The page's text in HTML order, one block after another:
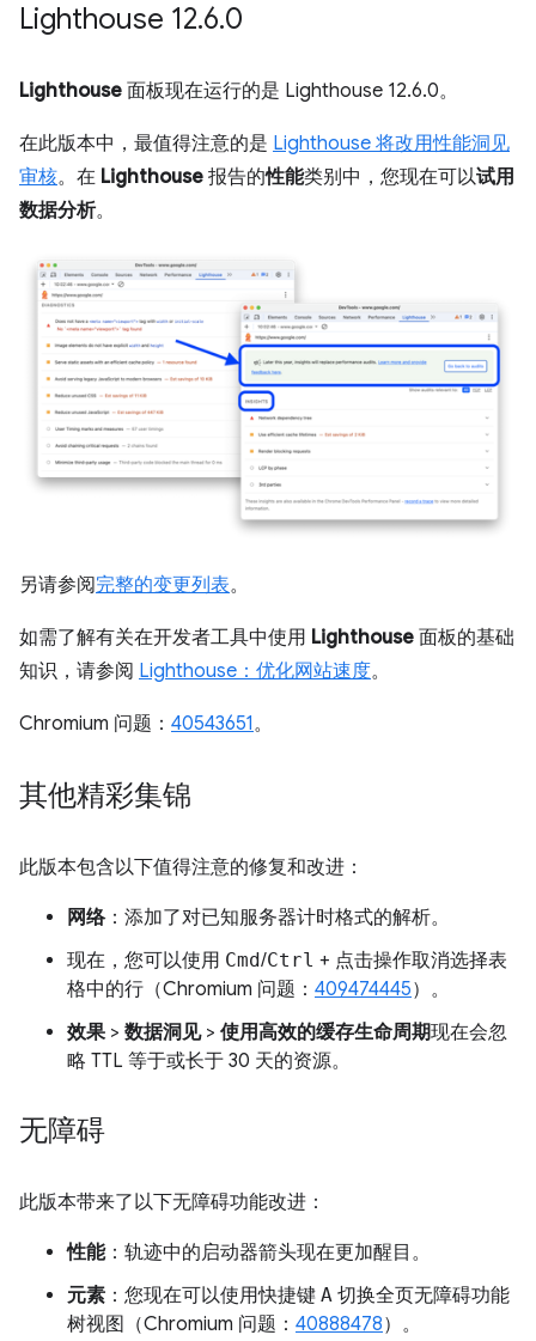
Lighthouse 12.6.0
Lighthouse 面板现在运行的是 Lighthouse 12.6.0。
在此版本中，最值得注意的是 Lighthouse 将改用性能洞见
审核。在 Lighthouse 报告的性能类别中，您现在可以试用
数据分析。
另请参阅完整的变更列表。
如需了解有关在开发者工具中使用 Lighthouse 面板的基础
知识，请参阅 Lighthouse：优化网站速度。
Chromium 问题： 40543651。
其他精彩集锦
此版本包含以下值得注意的修复和改进：
网络：添加了对已知服务器计时格式的解析。
现在，您可以使用 Cmd/Ctrl + 点击操作取消选择表
格中的行（Chromium 问题： 409474445）。
效果 > 数据洞见> 使用高效的缓存生命周期现在会忽
略 TTL 等于或长于 30 天的资源。
无障碍
此版本带来了以下无障碍功能改进：
性能：轨迹中的启动器箭头现在更加醒目。
元素 ：您现在可以使用快捷键 A 切换全页无障碍功能
树视图（Chromium 问题： 40888478）。